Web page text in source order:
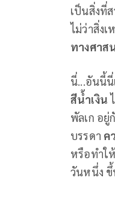
เป็นสิ่งที่
ไม่ว่าสิ่ง
ทางศาส
นี่...อันนี้
สีน้ำเงิน
พัลเก อยู่
บรรดา ค
หรือทำใ
วันหนึ่ง ขึ้